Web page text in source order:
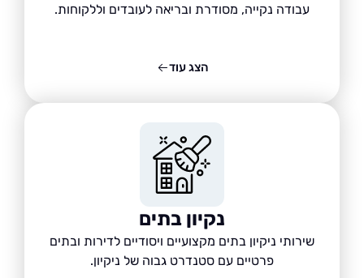
עבודה נקייה, מסודרת ובריאה לעובדים וללקוחות.
נקיון בתים
שירותי ניקיון בתים מקצועיים ויסודיים לדירות ובתים
פרטיים עם סטנדרט גבוה של ניקיון.